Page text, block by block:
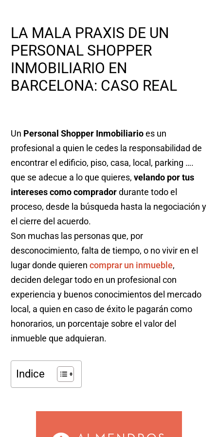
LA MALA PRAXIS DE UN
PERSONAL SHOPPER
INMOBILIARIO EN
BARCELONA: CASO REAL
Un Personal Shopper Inmobiliarioes un
profesional a quien le cedes la responsabilidad de
encontrar el edificio, piso, casa, local, parking ….
que se adecue a lo que quieres,velando por tus
intereses como compradordurante todo el
proceso, desde la búsqueda hasta la negociación y
el cierre del acuerdo.
Son muchas las personas que, por
desconocimiento, falta de tiempo, o no vivir en el
lugar donde quierencomprar un inmueble,
deciden delegar todo en un profesional con
experiencia y buenos conocimientos del mercado
local, a quien en caso de éxito le pagarán como
honorarios, un porcentaje sobre el valor del
inmueble que adquieran.
Indice